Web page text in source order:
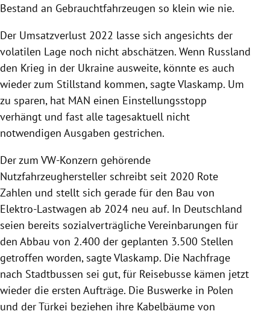
Bestand an Gebrauchtfahrzeugen so klein wie nie.
Der Umsatzverlust 2022 lasse sich angesichts der
volatilen Lage noch nicht abschätzen. Wenn Russland
den Krieg in der Ukraine ausweite, könnte es auch
wieder zum Stillstand kommen, sagte Vlaskamp. Um
zu sparen, hat MAN einen Einstellungsstopp
verhängt und fast alle tagesaktuell nicht
notwendigen Ausgaben gestrichen.
Der zum VW-Konzern gehörende
Nutzfahrzeughersteller schreibt seit 2020 Rote
Zahlen und stellt sich gerade für den Bau von
Elektro-Lastwagen ab 2024 neu auf. In Deutschland
seien bereits sozialverträgliche Vereinbarungen für
den Abbau von 2.400 der geplanten 3.500 Stellen
getroffen worden, sagte Vlaskamp. Die Nachfrage
nach Stadtbussen sei gut, für Reisebusse kämen jetzt
wieder die ersten Aufträge. Die Buswerke in Polen
und der Türkei beziehen ihre Kabelbäume von